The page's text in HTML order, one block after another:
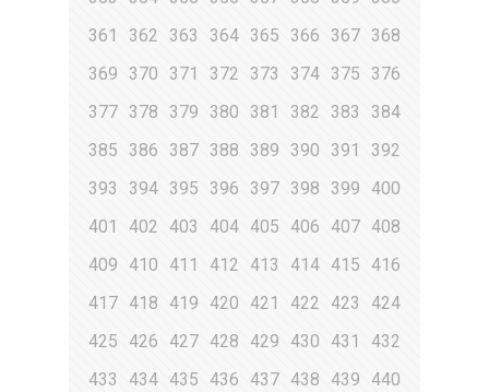
361
362 363 364 365 366 367 368
369
370 371 372 373 374 375 376
377 378 379 380 381 382 383
384
385
386 387 388 389 390 391
392
393
394 395 396 397 398 399
400
401
402 403 404 405 406 407 408
409
410 411 412 413 414 415
416
417 418 419 420 421 422 423
424
425
426 427 428 429 430 431
432
433
434 435 436 437 438 439
440